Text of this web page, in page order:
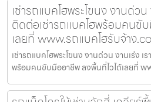
เช่ารถแบคโฮพระโขนง งานด่ว
ติดต่อเช่ารถแบคโฮพร้อมคนขั
เลยที่ www.รถแบคโฮรับจ้าง
เช่ารถแบคโฮพระโขนง งานด่วน งานเร่ง
พร้อมคนขับมืออาชีพ ลงพื้นที่ไวได้เลยที่